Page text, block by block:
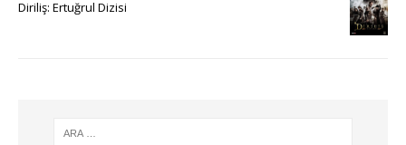
Diriliş: Ertuğrul Dizisi